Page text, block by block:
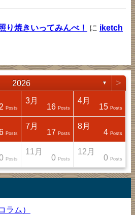
り焼きいってみんべ！ に iketch
2026 ▼ >
Posts
3月
16 Posts
4月
15 Posts
Posts
7月
17 Posts
8月
4 Posts
Posts
11月
0 Posts
12月
0 Posts
ラム）